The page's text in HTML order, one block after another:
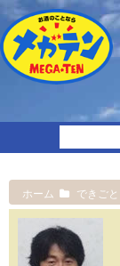
ホーム できごと